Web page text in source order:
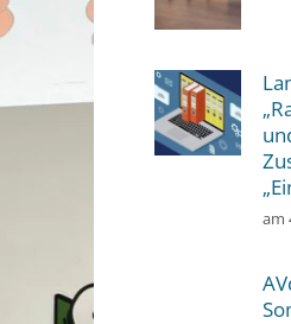
am